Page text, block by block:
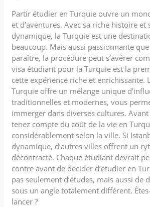
Partir étudier en Turquie ouvre un
et d’aventures. Avec sa riche histoire et
dynamique, la Turquie est une
beaucoup. Mais aussi passionnante
paraître, la procédure peut s’avérer
visa étudiant pour la Turquie est la
cette expérience riche et enrichissante.
Turquie offre un mélange unique
traditionnelles et modernes, vous
immerger dans diverses cultures.
tenez compte du coût de la vie en
considérablement selon la ville. Si
dynamique, d’autres villes offrent un
décontracté. Chaque étudiant devrait
contre avant de décider d’étudier en
pas seulement d’études, mais aussi de
sous un angle totalement différent.
lancer ?